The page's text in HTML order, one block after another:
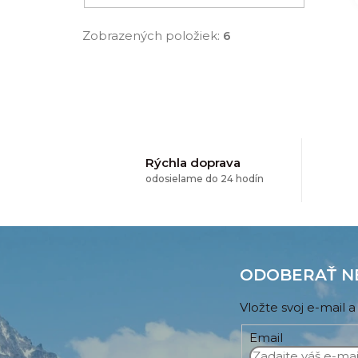
Zobrazených položiek: 6
Rýchla doprava
odosielame do 24 hodín
ODOBERAŤ
Vložte svoj e-mail
Email
ä
t